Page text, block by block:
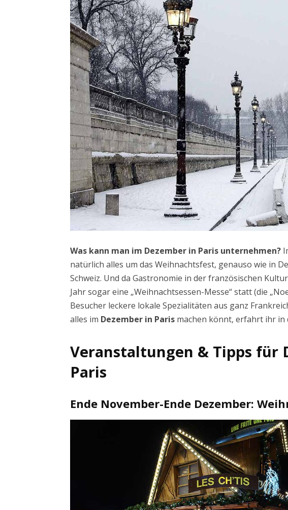
Was kann man im Dezember in Paris unternehmen?
natürlich alles um das Weihnachtsfest, genauso wie in
Schweiz. Und da Gastronomie in der französischen
Jahr sogar eine „Weihnachtsessen-Messe“ statt (die
Besucher leckere lokale Spezialitäten aus ganz
alles im Dezember in Paris machen könnt, erfahrt ihr in
Veranstaltungen & Tipps für
Paris
Ende November-Ende Dezember: